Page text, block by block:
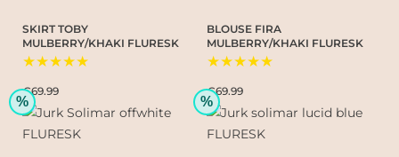
SKIRT TOBY
MULBERRY/KHAKI FLURESK
★★★★★
€69.99
BLOUSE FIRA
MULBERRY/KHAKI FLURESK
★★★★★
€69.99
% %